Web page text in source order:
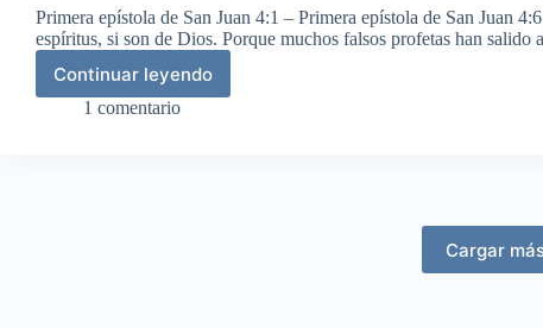
Primera epístola de San Juan 4:1 – Primera epístola de San Juan
espíritus, si son de Dios. Porque muchos falsos profetas han
Continuar leyendo
El
Espíritu
1 comentario
Cargar